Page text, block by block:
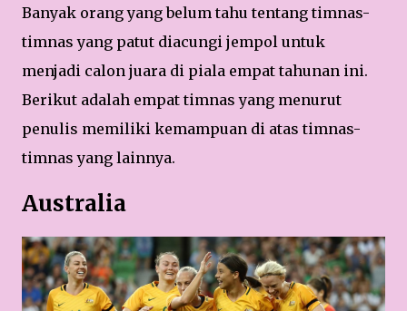
Banyak orang yang belum tahu tentang timnas-
timnas yang patut diacungi jempol untuk
menjadi calon juara di piala empat tahunan ini.
Berikut adalah empat timnas yang menurut
penulis memiliki kemampuan di atas timnas-
timnas yang lainnya.
Australia